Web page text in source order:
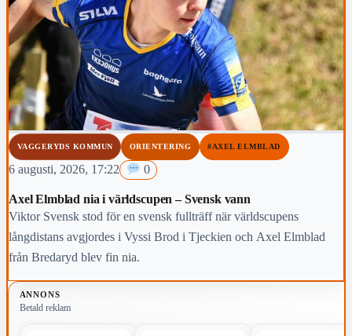
VAGGERYDS KOMMUN ORIENTERING #AXEL ELMBLAD
6 augusti, 2026, 17:22 0
Axel Elmblad nia i världscupen – Svensk vann
Viktor Svensk stod för en svensk fullträff när världscupens
långdistans avgjordes i Vyssi Brod i Tjeckien och Axel Elmblad
från Bredaryd blev fin nia.
ANNONS
Betald reklam